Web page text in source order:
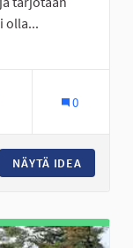
olla...
0
NÄYTÄ IDEA